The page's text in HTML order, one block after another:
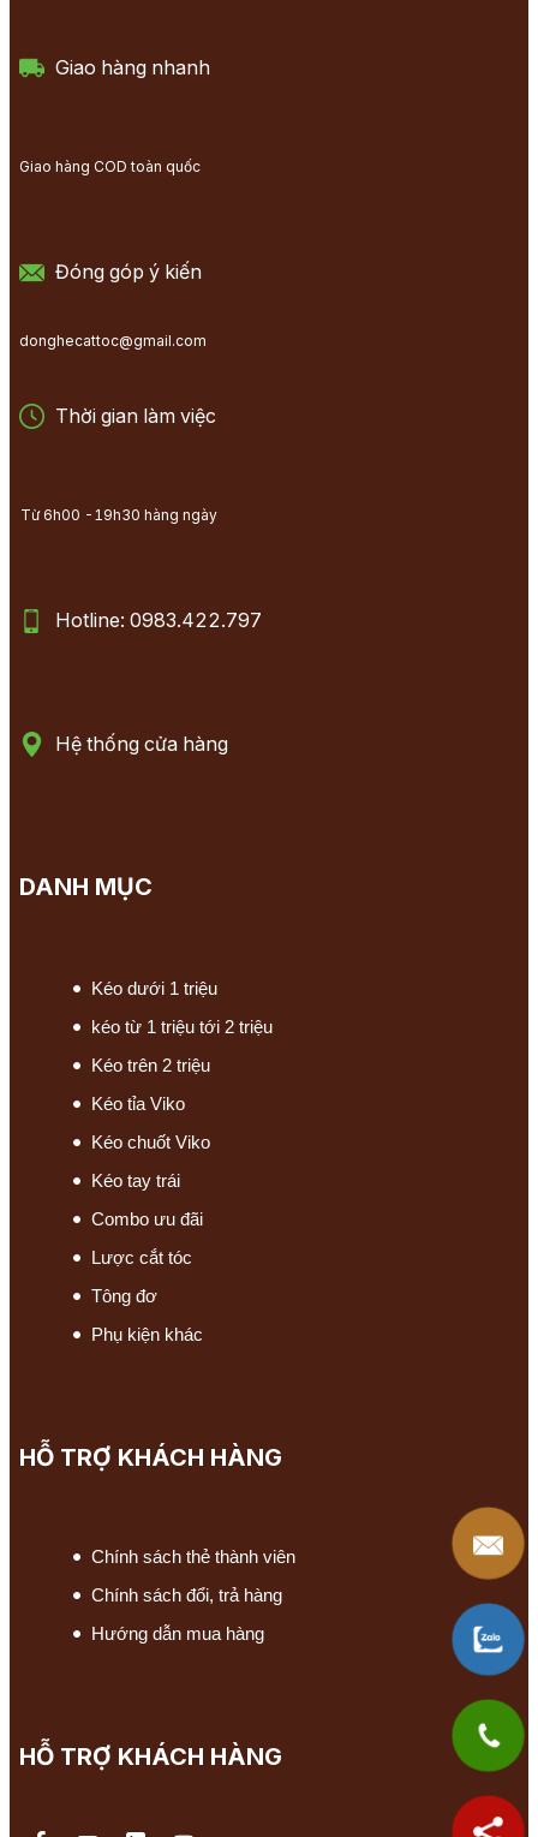
Giao hàng nhanh
Giao hàng COD toàn quốc
Đóng góp ý kiến
donghecattoc@gmail.com
Thời gian làm việc
Từ 6h00 -19h30 hàng ngày
Hotline: 0983.422.797
Hệ thống cửa hàng
DANH MỤC
Kéo dưới 1 triệu
kéo từ 1 triệu tới 2 triệu
Kéo trên 2 triệu
Kéo tỉa Viko
Kéo chuốt Viko
Kéo tay trái
Combo ưu đãi
Lược cắt tóc
Tông đơ
Phụ kiện khác
HỖ TRỢ KHÁCH HÀNG
Chính sách thẻ thành viên
Chính sách đổi, trả hàng
Hướng dẫn mua hàng
HỖ TRỢ KHÁCH HÀNG